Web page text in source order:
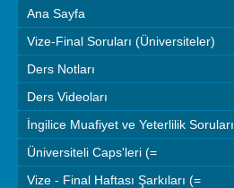
Ana Sayfa
Vize-Final Soruları (Üniversiteler)
Ders Notları
Ders Videoları
İngilice Muafiyet ve Yeterlilik Soruları
Üniversiteli Caps'leri (=
Vize - Final Haftası Şarkıları (=